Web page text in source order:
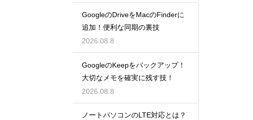
GoogleのDriveをMacのFinderに
追加！便利な同期の裏技
2026.08.8
GoogleのKeepをバックアップ！
大切なメモを確実に残す技！
2026.08.8
ノートパソコンのLTE対応とは？